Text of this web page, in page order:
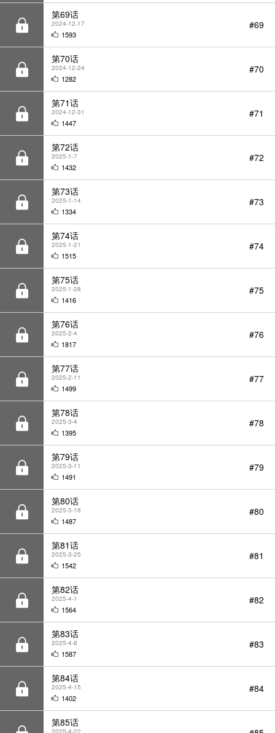
第70话
2024-12-24
1282
第71话
2024-12-31
1447
第72话
2025-1-7
1432
第73话
2025-1-14
1334
第74话
2025-1-21
1515
第75话
2025-1-28
1416
第76话
2025-2-4
1817
第77话
2025-2-11
1499
第78话
2025-3-4
1395
第79话
2025-3-11
1491
第80话
2025-3-18
1487
第81话
2025-3-25
1542
第82话
2025-4-1
1564
第83话
2025-4-8
1587
第84话
2025-4-15
1402
第85话
2025-4-22
1369
第86话
2025-4-29